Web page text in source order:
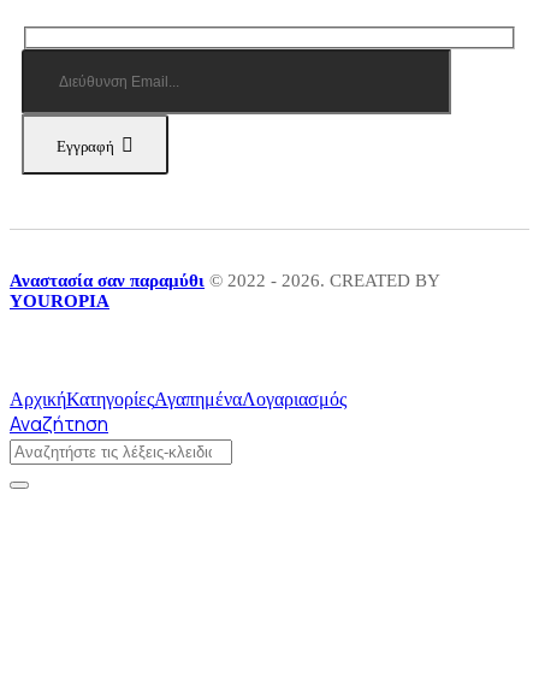
Εγγραφή
Αναστασία σαν παραμύθι © 2022 - 2026. CREATED BY
YOUROPIA
ΑρχικήΚατηγορίεςΑγαπημέναΛογαριασμός
Αναζήτηση